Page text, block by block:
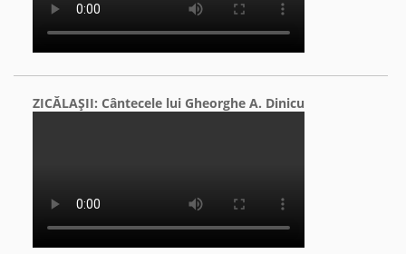
ZICĂLAŞII: Cântecele lui Gheorghe A. Dinicu